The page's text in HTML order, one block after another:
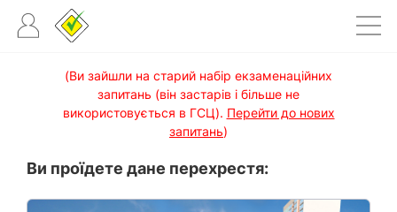
(Ви зайшли на старий набір екзаменаційних
запитань (він застарів і більше не
використовується в ГСЦ). Перейти до нових
запитань)
Ви проїдете дане перехрестя: